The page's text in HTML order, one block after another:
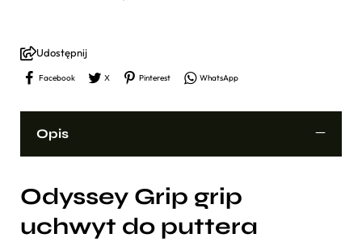
Udostępnij
Facebook X Pinterest WhatsApp
Opis
Odyssey Grip grip
uchwyt do puttera